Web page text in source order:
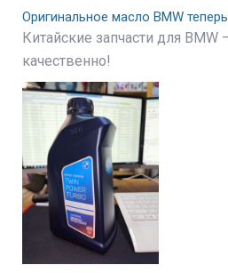
Оригинальное масло BMW
Китайские запчасти для BMW
качественно!